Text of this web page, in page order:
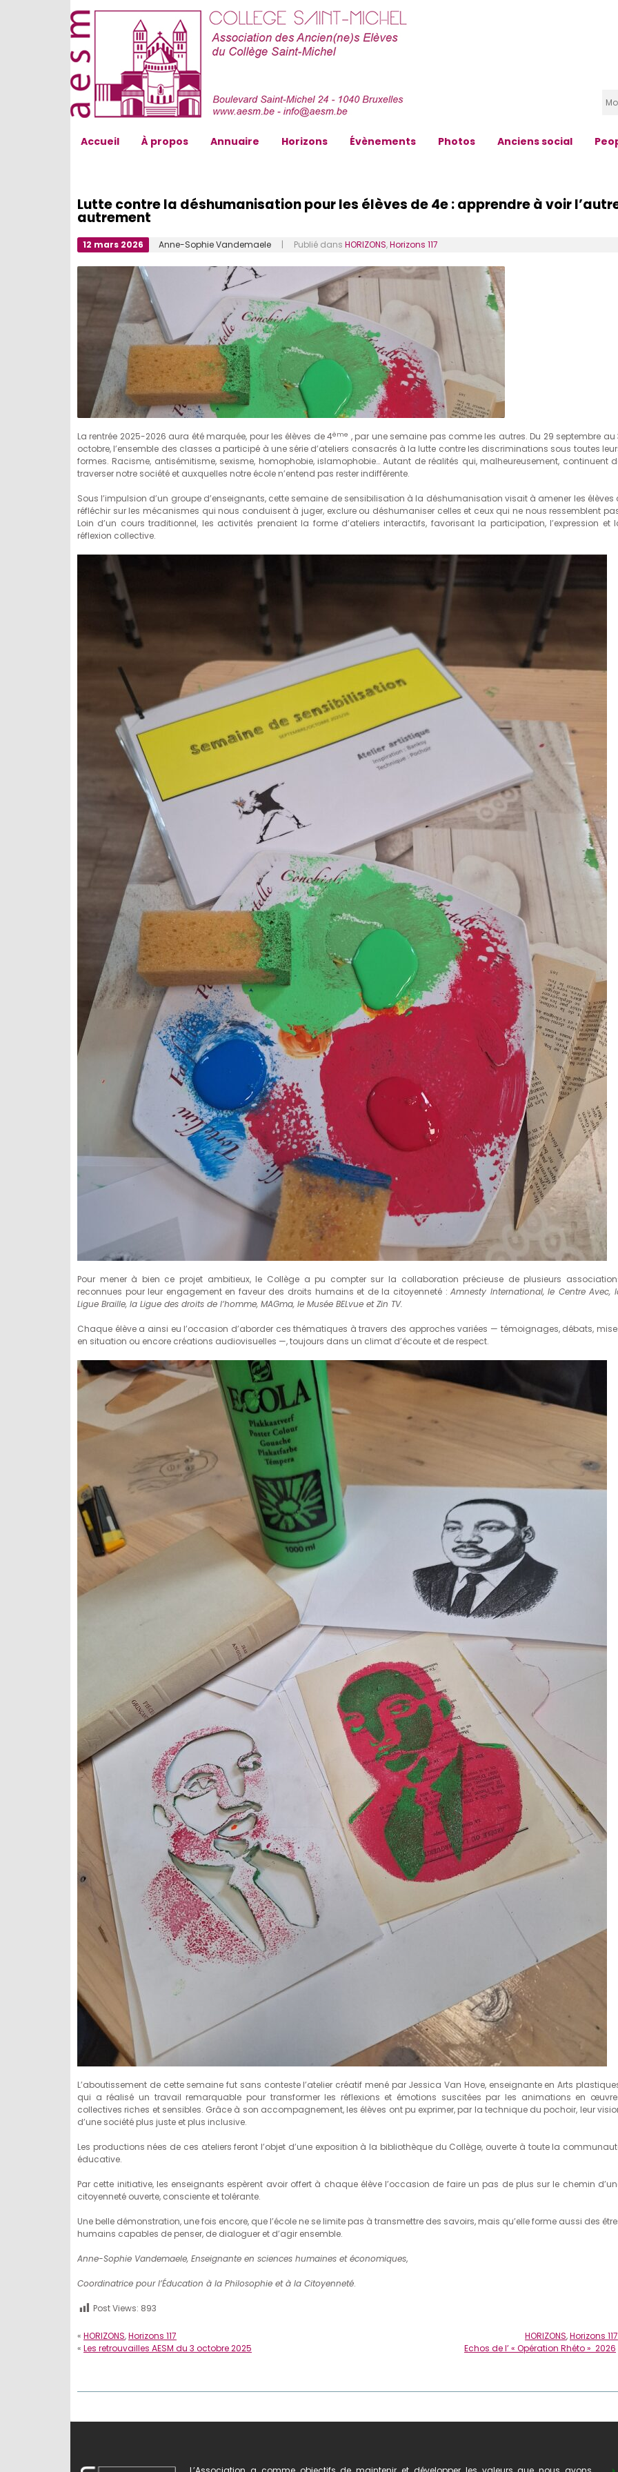
Accueil À propos Annuaire Horizons Évènements Photos Anciens social
Lutte contre la déshumanisation pour les élèves de 4e : apprendre à voir
autrement
12 mars 2026 Anne-Sophie Vandemaele | Publié dans HORIZONS,Horizons 117
La rentrée 2025-2026 aura été marquée, pour les élèves de 4ème , par une semaine pas comme les autres. Du 29 septembre au
octobre, l’ensemble des classes a participé à une série d’ateliers consacrés à la lutte contre les discriminations sous toutes
formes. Racisme, antisémitisme, sexisme, homophobie, islamophobie… Autant de réalités qui, malheureusement, continuent
traverser notre société et auxquelles notre école n’entend pas rester indifférente.
Sous l’impulsion d’un groupe d’enseignants, cette semaine de sensibilisation à la déshumanisation visait à amener les élèves
réfléchir sur les mécanismes qui nous conduisent à juger, exclure ou déshumaniser celles et ceux qui ne nous ressemblent
Loin d’un cours traditionnel, les activités prenaient la forme d’ateliers interactifs, favorisant la participation, l’expression et
réflexion collective.
Pour mener à bien ce projet ambitieux, le Collège a pu compter sur la collaboration précieuse de plusieurs
reconnues pour leur engagement en faveur des droits humains et de la citoyenneté :Amnesty International, le Centre Avec,
Ligue Braille, la Ligue des droits de l’homme, MAGma, le Musée BELvue et Zin TV.
Chaque élève a ainsi eu l’occasion d’aborder ces thématiques à travers des approches variées — témoignages, débats,
en situation ou encore créations audiovisuelles —, toujours dans un climat d’écoute et de respect.
L’aboutissement de cette semaine fut sans conteste l’atelier créatif mené par Jessica Van Hove, enseignante en Arts
qui a réalisé un travail remarquable pour transformer les réflexions et émotions suscitées par les animations en
collectives riches et sensibles. Grâce à son accompagnement, les élèves ont pu exprimer, par la technique du pochoir, leur
d’une société plus juste et plus inclusive.
Les productions nées de ces ateliers feront l’objet d’une exposition à la bibliothèque du Collège, ouverte à toute la
éducative.
Par cette initiative, les enseignants espèrent avoir offert à chaque élève l’occasion de faire un pas de plus sur le chemin
citoyenneté ouverte, consciente et tolérante.
Une belle démonstration, une fois encore, que l’école ne se limite pas à transmettre des savoirs, mais qu’elle forme aussi des
humains capables de penser, de dialoguer et d’agir ensemble.
Anne-Sophie Vandemaele, Enseignante en sciences humaines et économiques,
Coordinatrice pour l’Éducation à la Philosophie et à la Citoyenneté.
Post Views: 893
« HORIZONS,Horizons 117
« Les retrouvailles AESM du 3 octobre 2025
HORIZONS,Horizons 117
Echos de l’ « Opération Rhéto » 2026